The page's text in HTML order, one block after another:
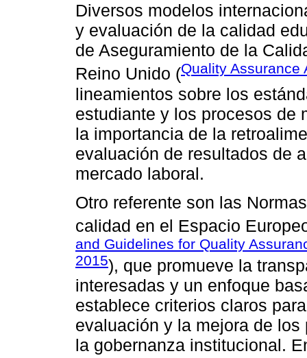
Diversos modelos
y evaluación de la calidad
de Aseguramiento de la
Reino Unido (Quality Assurance
lineamientos sobre los
estudiante y los procesos de
la importancia de la
evaluación de resultados de
mercado laboral.
Otro referente son las
calidad en el Espacio
and Guidelines for Quality
2015), que promueve la
interesadas y un enfoque
establece criterios claros
evaluación y la mejora de
la gobernanza institucional.